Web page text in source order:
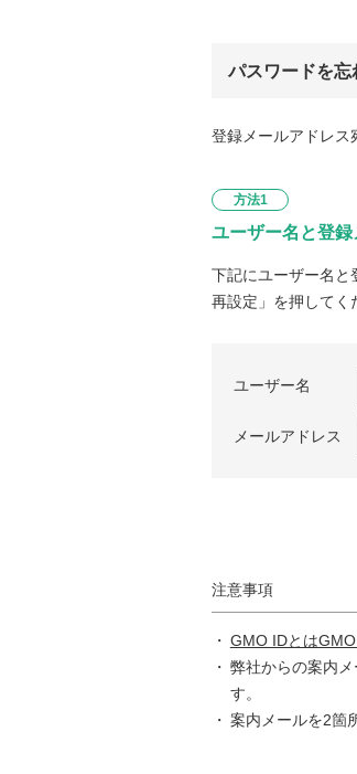
パスワードを
登録メールアドレス
方法1
ユーザー名と登
下記にユーザー名と
再設定」を押してく
ユーザー名
メールアドレス
注意事項
GMO IDとは
弊社からの案内
す。
案内メールを2箇